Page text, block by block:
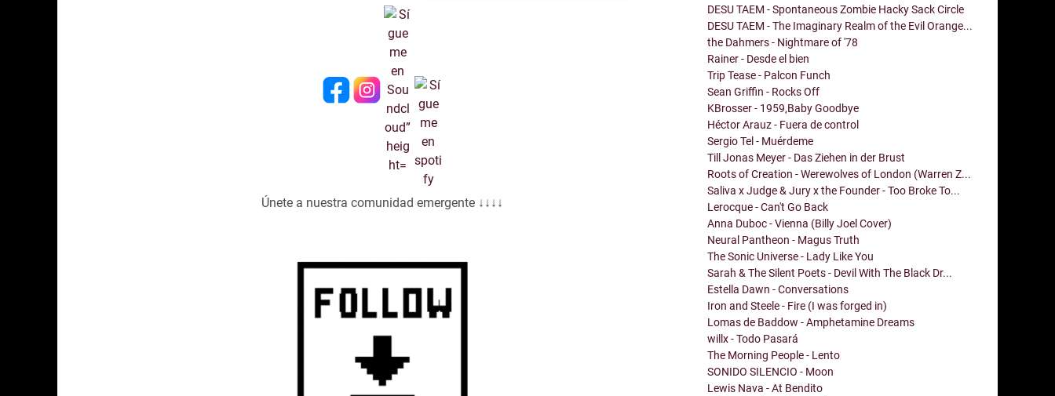
Únete a nuestra comunidad emergente ↓↓↓↓
DESU TAEM - Spontaneous Zombie Hacky Sack Circle
DESU TAEM - The Imaginary Realm of the Evil Orange...
the Dahmers - Nightmare of '78
Rainer - Desde el bien
Trip Tease - Palcon Funch
Sean Griffin - Rocks Off
KBrosser - 1959,Baby Goodbye
Héctor Arauz - Fuera de control
Sergio Tel - Muérdeme
Till Jonas Meyer - Das Ziehen in der Brust
Roots of Creation - Werewolves of London (Warren Z...
Saliva x Judge & Jury x the Founder - Too Broke To...
Lerocque - Can't Go Back
Anna Duboc - Vienna (Billy Joel Cover)
Neural Pantheon - Magus Truth
The Sonic Universe - Lady Like You
Sarah & The Silent Poets - Devil With The Black Dr...
Estella Dawn - Conversations
Iron and Steele - Fire (I was forged in)
Lomas de Baddow - Amphetamine Dreams
willx - Todo Pasará
The Morning People - Lento
SONIDO SILENCIO - Moon
Lewis Nava - At Bendito